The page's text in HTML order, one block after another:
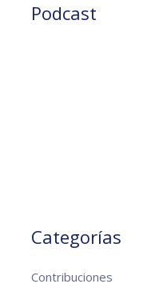
Podcast
Categorías
Contribuciones